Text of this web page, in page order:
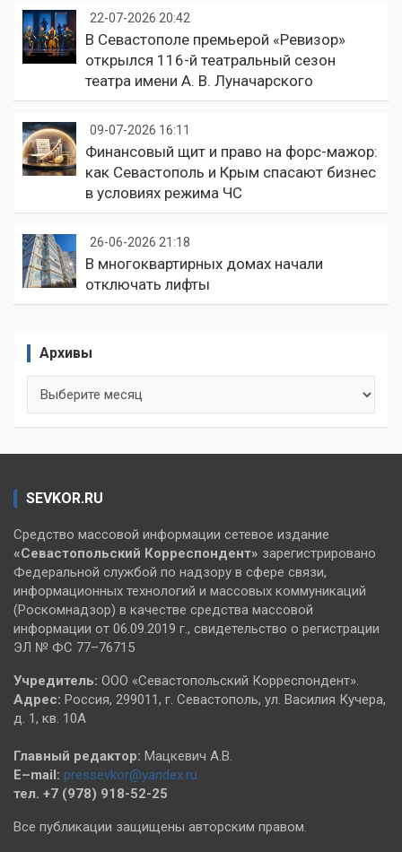
22-07-2026 20:42
В Севастополе премьерой «Ревизор»
открылся 116-й театральный сезон
театра имени А. В. Луначарского
09-07-2026 16:11
Финансовый щит и право на форс-мажор:
как Севастополь и Крым спасают бизнес
в условиях режима ЧС
26-06-2026 21:18
В многоквартирных домах начали
отключать лифты
Архивы
SEVKOR.RU
Средство массовой информации сетевое издание
«Севастопольский Корреспондент» зарегистрировано
Федеральной службой по надзору в сфере связи,
информационных технологий и массовых коммуникаций
(Роскомнадзор) в качестве средства массовой
информации от 06.09.2019 г., свидетельство о регистрации
ЭЛ № ФС 77–76715
Учредитель: ООО «Севастопольский Корреспондент».
Адрес: Россия, 299011, г. Севастополь, ул. Василия Кучера,
д. 1, кв. 10А
Главный редактор: Мацкевич А.В.
E–mail: pressevkor@yandex.ru
тел. +7 (978) 918-52-25
Все публикации защищены авторским правом.